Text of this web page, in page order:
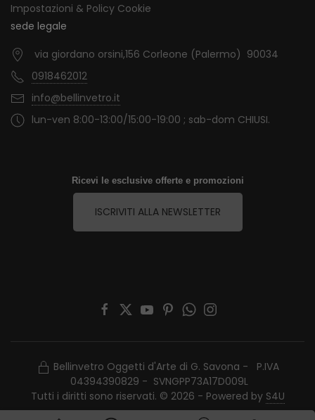
Impostazioni & Policy Cookie
sede legale
via giordano orsini,156 Corleone (Palermo) 90034
0918462012
info@bellinvetro.it
lun-ven 8:00-13:00/15:00-19:00 ; sab-dom CHIUSI.
Ricevi le esclusive offerte e promozioni
ISCRIVITI ALLA NEWSLETTER
Bellinvetro Oggetti d'Arte di G. Savona - P.IVA
04394390829 - SVNGPP73A17D009L
Tutti i diritti sono riservati. © 2026 - Powered by S4U